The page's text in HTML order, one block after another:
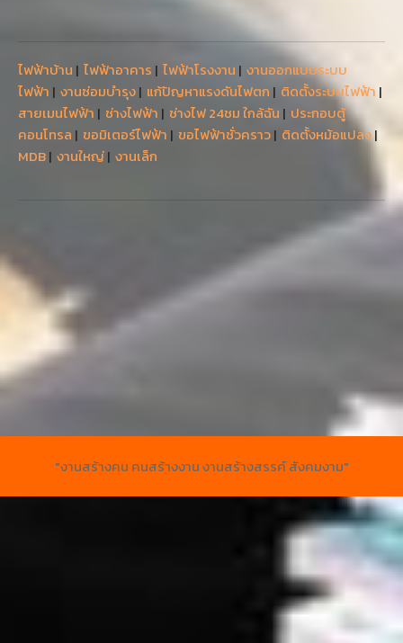
ไฟฟ้าบ้าน | ไฟฟ้าอาคาร | ไฟฟ้าโรงงาน | งานออกแบบระบบ
ไฟฟ้า | งานซ่อมบำรุง| แก้ปัญหาแรงดันไฟตก | ติดตั้งระบบไฟฟ้า |
สายเมนไฟฟ้า | ช่างไฟฟ้า | ช่างไฟ 24ชม ใกล้ฉัน | ประกอบตู้
คอนโทรล | ขอมิเตอร์ไฟฟ้า | ขอไฟฟ้าชั่วคราว| ติดตั้งหม้อแปลง|
MDB| งานใหญ่| งานเล็ก
"งานสร้างคน คนสร้างงาน งานสร้างสรรค์ สังคมงาม"